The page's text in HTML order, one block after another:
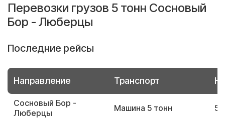
Перевозки грузов 5 тонн Сосновый
Бор - Люберцы
Последние рейсы
Направление Транспорт
Сосновый Бор -
Люберцы
Машина 5 тонн